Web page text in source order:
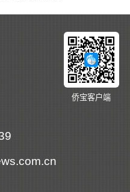
侨宝客户端